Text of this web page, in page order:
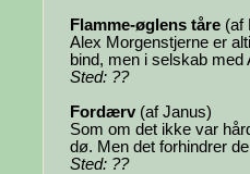
Flamme-øglens tåre (af
Alex Morgenstjerne er
bind, men i selskab med
Sted: ??
Fordærv (af Janus)
Som om det ikke var
dø. Men det forhindrer
Sted: ??